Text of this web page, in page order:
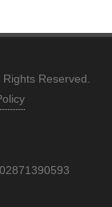
Reserved.
02871390593